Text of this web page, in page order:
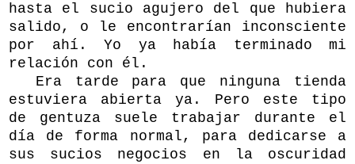
hasta el sucio agujero del que hubiera
salido, o le encontrarían inconsciente
por ahí. Yo ya había terminado mi
relación con él.
Era tarde para que ninguna tienda
estuviera abierta ya. Pero este tipo
de gentuza suele trabajar durante el
día de forma normal, para dedicarse a
sus sucios negocios en la oscuridad